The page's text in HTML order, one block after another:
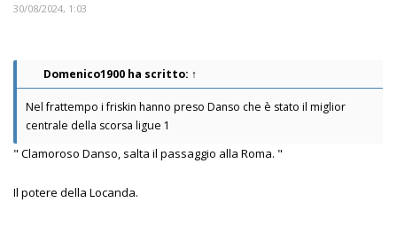
30/08/2024, 1:03
Domenico1900 ha scritto: ↑
Nel frattempo i friskin hanno preso Danso che è stato il miglior
centrale della scorsa ligue 1
" Clamoroso Danso, salta il passaggio alla Roma. "
Il potere della Locanda.